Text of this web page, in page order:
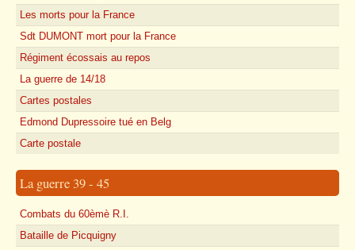
Les morts pour la France
Sdt DUMONT mort pour la France
Régiment écossais au repos
La guerre de 14/18
Cartes postales
Edmond Dupressoire tué en Belg
Carte postale
La guerre 39 - 45
Combats du 60èmè R.I.
Bataille de Picquigny